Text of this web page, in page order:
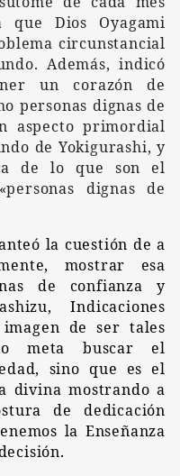
que Dios Oyagami
circunstancial
Además,indicó
un corazón de
personas dignas de
aspecto primordial
de Yokigurashi, y
de lo que son
el
personas dignas de
la cuestión de a
mostrar esa
de confianza y
Indicaciones
de ser tales
meta buscar el
sino que es el
divina mostrando a
de dedicación
la Enseñanza